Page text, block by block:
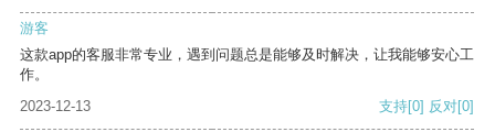
游客
这款app的客服非常专业，遇到问题总是能够及时解决，让我能够安心工
作。
2023-12-13
支持[0] 反对[0]